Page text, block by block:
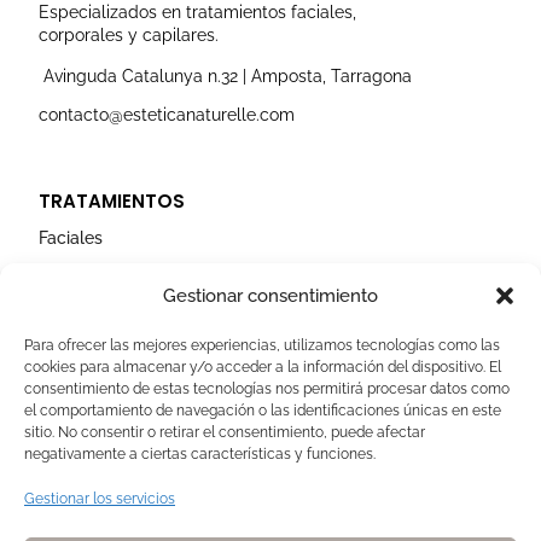
Gestionar consentimiento
Para ofrecer las mejores experiencias, utilizamos tecnologías como las
cookies para almacenar y/o acceder a la información del dispositivo. El
consentimiento de estas tecnologías nos permitirá procesar datos como
el comportamiento de navegación o las identificaciones únicas en este
sitio. No consentir o retirar el consentimiento, puede afectar
negativamente a ciertas características y funciones.
Gestionar los servicios
r
a
m
o
k
e
i
n
r
Especializados en tratamientos faciales,
corporales y capilares.
Avinguda Catalunya n.32 | Amposta, Tarragona
contacto@esteticanaturelle.com
TRATAMIENTOS
Faciales
AVISOS LEGALES
Aviso Legal
Politica de Cookies
Política de privacidad